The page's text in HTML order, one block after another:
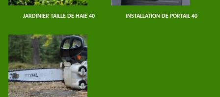
JARDINIER TAILLE DE HAIE 40 INSTALLATION DE PORTAIL 40